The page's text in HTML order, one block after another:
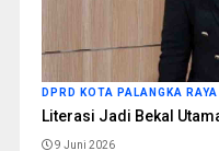
DPRD KOTA PALANGKA RAYA
Literasi Jadi Bekal
9 Juni 2026